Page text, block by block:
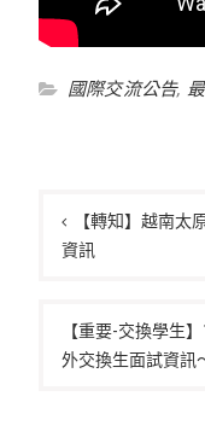
國際交流公告,
章
導
【轉知】越南太
資訊
【重要-交換學生
外交換生面試資訊